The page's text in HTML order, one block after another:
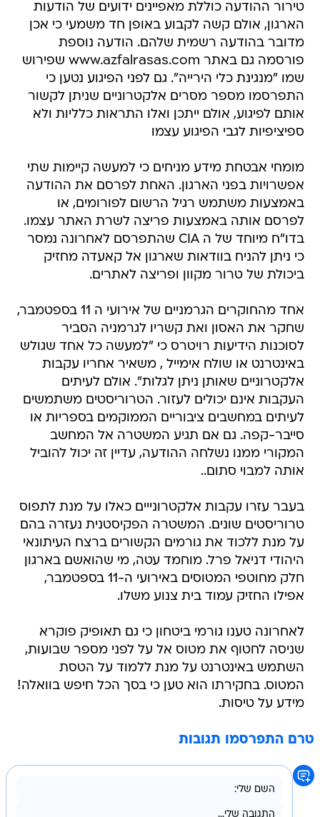
טירור ההודעה כוללת מאפיינים ידועים של הודעות
הארגון, אולם קשה לקבוע באופן חד משמעי כי אכן
מדובר בהודעה רשמית שלהם. הודעה נוספת
פורסמה גם באתר www.azfalrasas.com שפירוש
שמו "מנגינת כלי הירייה". גם לפני הפיגוע נטען כי
התפרסמו מספר מסרים אלקטרוניים שניתן לקשור
אותם לפיגוע, אולם ייתכן ואלו התראות כלליות ולא
ספיציפיות לגבי הפיגוע עצמו
מומחי אבטחת מידע מניחים כי למעשה קיימות שתי
אפשרויות בפני הארגון. האחת לפרסם את ההודעה
באמצעות משתמש רגיל הרשום לפורומים, או
לפרסם אותה באמצעות פריצה לשרת האתר עצמו.
בדו"ח מיוחד של ה CIA שהתפרסם לאחרונה נמסר
כי ניתן להניח בוודאות שארגון אל קאעדה מחזיק
ביכולת של טרור מקוון ופריצה לאתרים.
אחד מהחוקרים הגרמניים של אירועי ה 11 בספטמבר,
שחקר את האסון ואת קשריו לגרמניה הסביר
לסוכנות הידיעות רויטרס כי "למעשה כל אחד שגולש
באינטרנט או שולח אימייל , משאיר אחריו עקבות
אלקטרוניים שאותן ניתן לגלות". אולם לעיתים
העקבות אינם יכולים לעזור. הטרוריסטים משתמשים
לעיתים במחשבים ציבוריים הממוקמים בספריות או
סייבר-קפה. גם אם תגיע המשטרה אל המחשב
המקורי ממנו נשלחה ההודעה, עדיין זה יכול להוביל
אותה למבוי סתום..
בעבר עזרו עקבות אלקטרונייים כאלו על מנת לתפוס
טרוריסטים שונים. המשטרה הפקיסטנית נעזרה בהם
על מנת ללכוד את גורמים הקשורים ברצח העיתונאי
היהודי דניאל פרל. מוחמד עטה, מי שהואשם בארגון
חלק מחוטפי המטוסים באירועי ה-11 בספטמבר,
אפילו החזיק עמוד בית צנוע משלו.
לאחרונה טענו גורמי ביטחון כי גם תאופיק פוקרא
שניסה לחטוף את מטוס אל על לפני מספר שבועות,
השתמש באינטרנט על מנת ללמוד על הטסת
המטוס. בחקירתו הוא טען כי בסך הכל חיפש בוואלה!
מידע על טיסות.
טרם התפרסמו תגובות